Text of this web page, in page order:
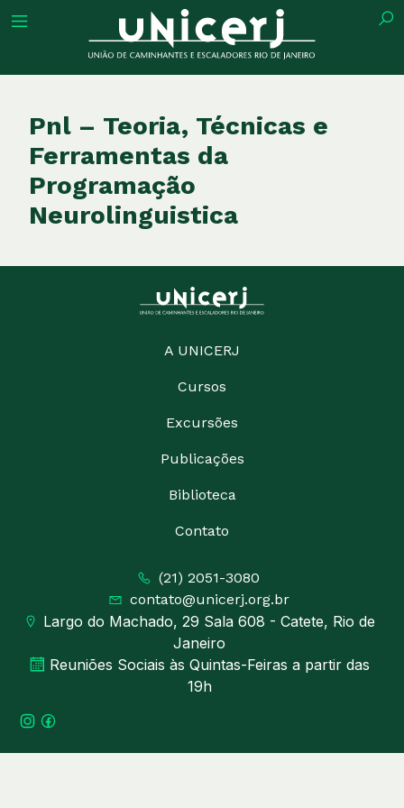
Pnl – Teoria, Técnicas e
Ferramentas da
Programação
Neurolinguistica
A UNICERJ
Cursos
Excursões
Publicações
Biblioteca
Contato
(21) 2051-3080
contato@unicerj.org.br
Largo do Machado, 29 Sala 608 - Catete, Rio de
Janeiro
Reuniões Sociais às Quintas-Feiras a partir das
19h